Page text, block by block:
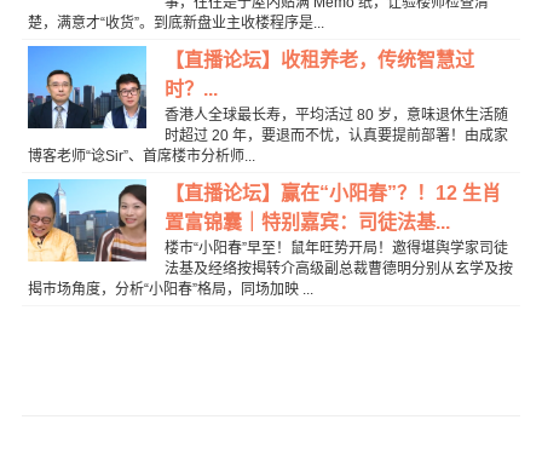
楚，满意才“收货”。到底新盘业主收楼程序是...
【直播论坛】收租养老，传统智慧过
时？...
香港人全球最长寿，平均活过 80 岁，意味退休生活随
时超过 20 年，要退而不忧，认真要提前部署！由成家
博客老师“谂Sir”、首席楼市分析师...
【直播论坛】赢在“小阳春”？！12 生肖
置富锦囊｜特别嘉宾：司徒法基...
楼巿“小阳春”早至！鼠年旺势开局！邀得堪舆学家司徒
法基及经络按揭转介高级副总裁曹德明分别从玄学及按
揭巿场角度，分析“小阳春”格局，同场加映 ...